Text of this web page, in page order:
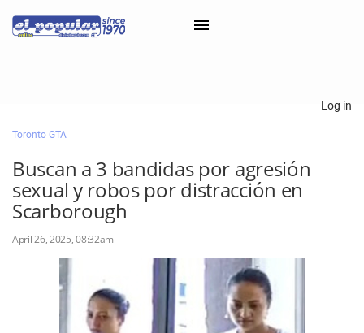
Classifieds
Categorías
Iniciar sesión con Clascal
Log in
Toronto GTA
Buscan a 3 bandidas por agresión
sexual y robos por distracción en
Scarborough
April 26, 2025, 08:32am